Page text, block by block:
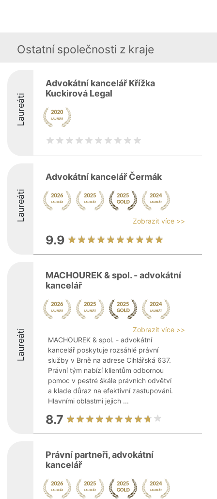
Ostatní společnosti z kraje
Laureáti
Advokátní kancelář Křížka
Kuckirová Legal
Laureáti
Advokátní kancelář Čermák
Zobrazit více >>
9.9
Laureáti
MACHOUREK & spol. - advokátní
kancelář
Zobrazit více >>
MACHOUREK & spol. - advokátní
kancelář poskytuje rozsáhlé právní
služby v Brně na adrese Cihlářská 637.
Právní tým nabízí klientům odbornou
pomoc v pestré škále právních odvětví
a klade důraz na efektivní zastupování.
Hlavními oblastmi jejich ...
8.7
Právní partneři, advokátní
kancelář